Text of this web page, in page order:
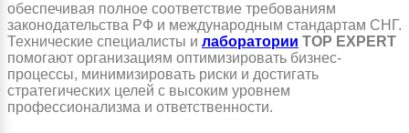
обеспечивая полное соответствие требованиям
законодательства РФ и международным стандартам СНГ.
Технические специалисты и лаборатории TOP EXPERT
помогают организациям оптимизировать бизнес-
процессы, минимизировать риски и достигать
стратегических целей с высоким уровнем
профессионализма и ответственности.